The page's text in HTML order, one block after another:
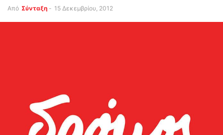
Από Σύνταξη - 15 Δεκεμβρίου, 2012